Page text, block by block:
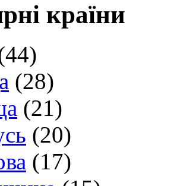
країни
(28)
(21)
(20)
(17)